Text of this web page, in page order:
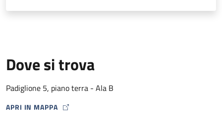
Dove si trova
Padiglione 5, piano terra - Ala B
APRI IN MAPPA
MAP ICON